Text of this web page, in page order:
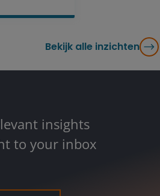
Bekijk alle inzichten
insights
to your inbox